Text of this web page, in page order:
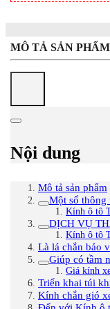
MÔ TẢ SẢN PHẨM
Nội dung
Mô tả sản phẩm
Một số thông
Kính ô tô
DỊCH VỤ
Kính ô tô
Là lá chắn bảo
Giúp có tầm
Giá kính
Triển khai túi
Kính chắn gió